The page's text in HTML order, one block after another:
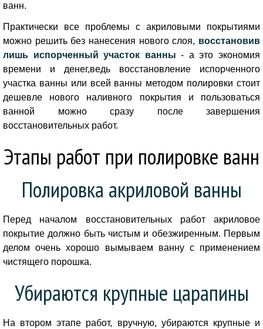
ванн.
Практически все проблемы с акриловыми покрытиями
можно решить без нанесения нового слоя, восстановив
лишь испорченный участок ванны - а это экономия
времени и денег,ведь восстановление испорченного
участка ванны или всей ванны методом полировки стоит
дешевле нового наливного покрытия и пользоваться
ванной можно сразу после завершения
восстановительных работ.
Этапы работ при полировке ванн
Полировка акриловой ванны
Перед началом восстановительных работ акриловое
покрытие должно быть чистым и обезжиренным. Первым
делом очень хорошо вымываем ванну с применением
чистящего порошка.
Убираются крупные царапины
На втором этапе работ, вручную, убираются крупные и